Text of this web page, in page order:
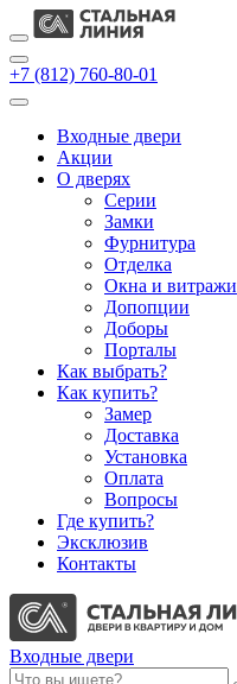
+7 (812) 760-80-01
Входные двери
Акции
О дверях
Cерии
Замки
Фурнитура
Отделка
Окна и витражи
Допопции
Доборы
Порталы
Как выбрать?
Как купить?
Замер
Доставка
Установка
Оплата
Вопросы
Где купить?
Эксклюзив
Контакты
Входные двери